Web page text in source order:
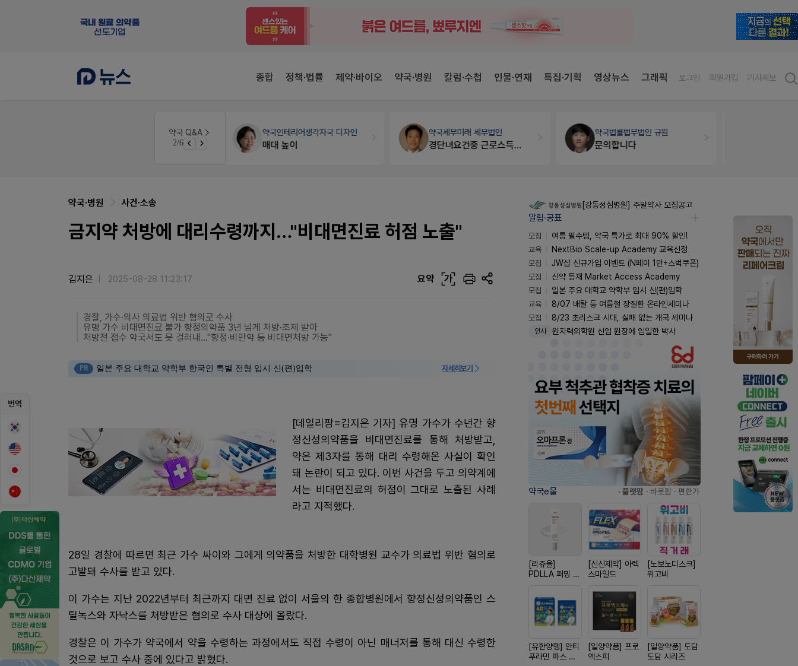
종합 정책·법률 제약·바이오 약국·병원 칼럼·수첩 인물·연재 특집·기획 영상뉴스 그래픽 로그인 회원가입 기사제보
약국 Q&A
3/6 약국 개국 대출 어떻게 받아야할지 어렵습니다
약국인테리어생각자국 디자인
매대 높이
약국세무미래 세무법인
경단녀요건중 근로스득원천징수액
약국법률법무법인 규원
문의합니다
번역
약국·병원 사건·소송
금지약 처방에 대리수령까지…"비대면진료 허점 노출"
김지은 2025-08-28 11:23:17 요약 가
경찰, 가수·의사 의료법 위반 혐의로 수사
유명 가수 비대면진료 불가 향정의약품 3년 넘게 처방·조제 받아
처방전 접수 약국서도 못 걸러내…"향정·비만약 등 비대면처방 가능"
PR 일본 주요 대학교 약학부 한국인 특별 전형 입시 신(편)입학 자세히보기
[데일리팜=김지은 기자] 유명 가수가 수년간 향
정신성의약품을 비대면진료를 통해 처방받고,
약은 제3자를 통해 대리 수령해온 사실이 확인
돼 논란이 되고 있다. 이번 사건을 두고 의약계에
서는 비대면진료의 허점이 그대로 노출된 사례
라고 지적했다.
28일 경찰에 따르면 최근 가수 싸이와 그에게 의약품을 처방한 대학병원 교수가 의료법 위반 혐의로
고발돼 수사를 받고 있다.
이 가수는 지난 2022년부터 최근까지 대면 진료 없이 서울의 한 종합병원에서 향정신성의약품인 스
틸녹스와 자낙스를 처방받은 혐의로 수사 대상에 올랐다.
경찰은 이 가수가 약국에서 약을 수령하는 과정에서도 직접 수령이 아닌 매너저를 통해 대신 수령한
것으로 보고 수사 중에 있다고 밝혔다.
[강동성심병원] 주말약사 모집공고
알림·공표
모집
여름 필수템, 약국 특가로 최대 90% 할인!
교육
NextBio Scale-up Academy 교육신청
모집
JW샵 신규가입 이벤트 (N페이 1만+스벅쿠폰)
모집
신약 등재 Market Access Academy
모집
일본 주요 대학교 약학부 입시 신(편)입학
교육
8/07 배탈 등 여름철 장질환 온라인세미나
모집
8/23 초리스크 시대, 실패 없는 개국 세미나
인사 원자력의학원 신임 원장에 임일한 박사
약국e몰 · 플랫팜 · 바로팜 · 편한가
[리쥬올]
PDLLA 퍼밍 크
[신신제약] 아렉
스마일드
[노보노디스크]
위고비
[유한양행] 안티
푸라민 파스 시
[일양약품] 프로
엑스피
[일양약품] 도담
도담 시리즈